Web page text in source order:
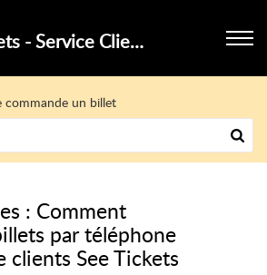
See Tickets - Service Clients - Festivals
commande un billet
: Comment
par téléphone
clients See Tickets